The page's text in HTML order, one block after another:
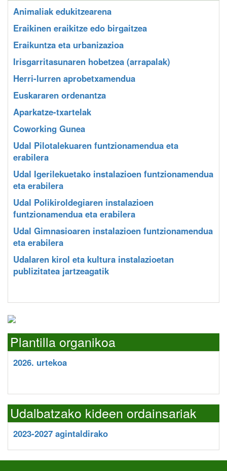
Animaliak edukitzearena
Eraikinen eraikitze edo birgaitzea
Eraikuntza eta urbanizazioa
Irisgarritasunaren hobetzea (arrapalak)
Herri-lurren aprobetxamendua
Euskararen ordenantza
Aparkatze-txartelak
Coworking Gunea
Udal Pilotalekuaren funtzionamendua eta
erabilera
Udal Igerilekuetako instalazioen funtzionamendua
eta erabilera
Udal Polikiroldegiaren instalazioen
funtzionamendua eta erabilera
Udal Gimnasioaren instalazioen funtzionamendua
eta erabilera
Udalaren kirol eta kultura instalazioetan
publizitatea jartzeagatik
Plantilla organikoa
2026. urtekoa
Udalbatzako kideen ordainsariak
2023-2027 agintaldirako